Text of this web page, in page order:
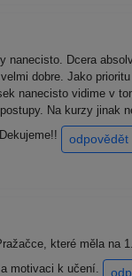
nanecisto. Dcera
dobre. Jako
nanecisto vidime v
Na kurzy
odpovědět
které měla
motivaci k učení.